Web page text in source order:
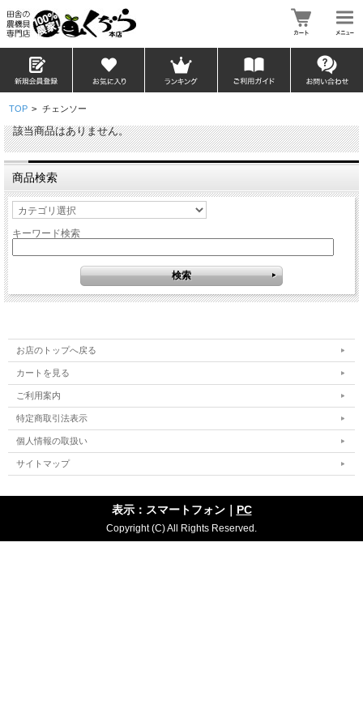
TOP > チェンソー
該当商品はありません。
商品検索
キーワード検索
お店のトップへ戻る
カートを見る
ご利用案内
特定商取引法表示
個人情報の取扱い
サイトマップ
表示：スマートフォン｜ PC
Copyright (C) All Rights Reserved.